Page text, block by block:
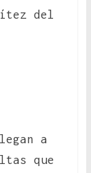
del
a
que